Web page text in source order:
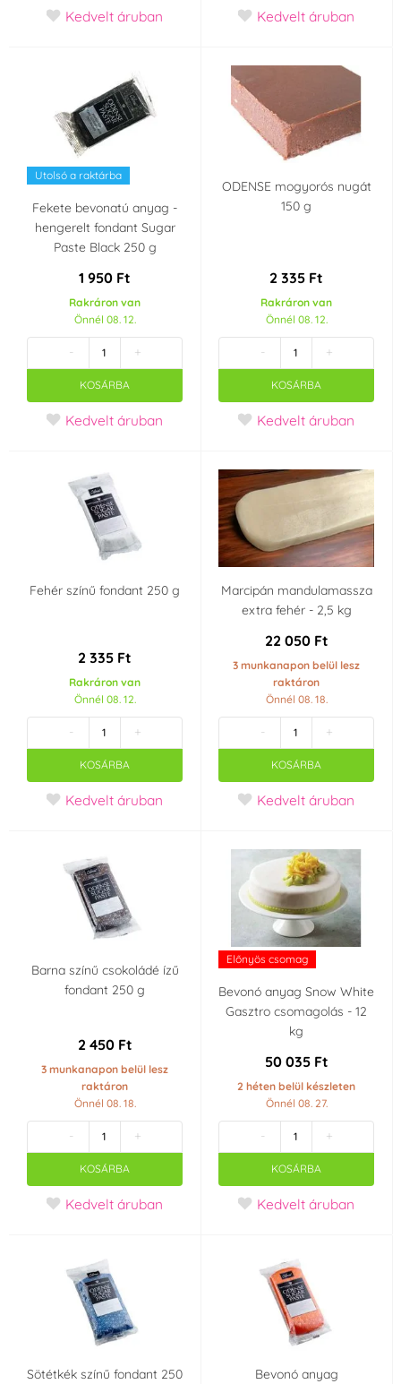
Kedvelt áruban Kedvelt áruban
Utolsó a raktárba
Fekete bevonatú anyag -
hengerelt fondant Sugar
Paste Black 250 g
1 950 Ft
Rakráron van
Önnél 08. 12.
- +
KOSÁRBA
Kedvelt áruban
ODENSE mogyorós nugát
150 g
2 335 Ft
Rakráron van
Önnél 08. 12.
- +
KOSÁRBA
Kedvelt áruban
Fehér színű fondant 250 g
2 335 Ft
Rakráron van
Önnél 08. 12.
- +
KOSÁRBA
Kedvelt áruban
Marcipán mandulamassza
extra fehér - 2,5 kg
22 050 Ft
3 munkanapon belül lesz
raktáron
Önnél 08. 18.
- +
KOSÁRBA
Kedvelt áruban
Barna színű csokoládé ízű
fondant 250 g
2 450 Ft
3 munkanapon belül lesz
raktáron
Önnél 08. 18.
- +
KOSÁRBA
Kedvelt áruban
Előnyös csomag
Bevonó anyag Snow White
Gasztro csomagolás - 12
kg
50 035 Ft
2 héten belül készleten
Önnél 08. 27.
- +
KOSÁRBA
Kedvelt áruban
Sötétkék színű fondant 250
Bevonó anyag